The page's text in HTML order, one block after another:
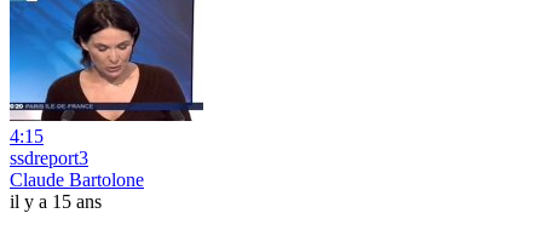
4:15
ssdreport3
Claude Bartolone
il y a 15 ans